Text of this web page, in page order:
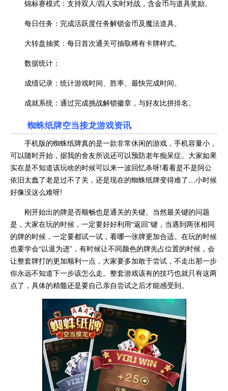
锦标赛模式：支持双人/四人实时对战，含金币与道具奖励。
每日任务：完成活跃度任务解锁金币及魔法道具。
大转盘抽奖：每日首次通关可抽取稀有卡牌样式。
数据统计：
成绩记录：统计游戏时间、胜率、最快完成时间。
成就系统：通过完成挑战解锁徽章，与好友比拼排名。
蜘蛛纸牌空当接龙游戏资讯
手机版的蜘蛛纸牌真的是一款非常休闲的游戏，手机容量小，
可以随时开始，据我的舍友所说还可以预防老年痴呆症。大家如果
实在是不知道该玩啥的时候可以来一波回忆杀呀!看看是不是阿公
依旧太蠢了老是过不了关，还是现在的蜘蛛纸牌变得难了…小时候
好像没这么难呀!
刚开始出的牌是否顺畅也是通关的关键。当然最关键的问题
是，大家在玩的时候，一定要好好利用“返回”键，当遇到两张相同
的牌的时候，一定要都试一试，看哪一张牌更加合适。在玩的时候
也要学会“以退为进”，有时候让不同颜色的牌先占位置的时候，会
让整套牌打的更加顺利一点，大家要多加敢于尝试，不走出那一步
你永远不知道下一步该怎么走。整套游戏该有的技巧也就只有这两
点了，具体的精髓还是要自己亲自尝试之后才能感受到。